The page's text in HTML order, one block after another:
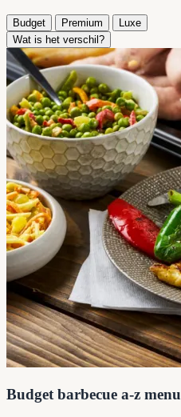
Budget Premium
Luxe
Wat is het verschil?
Budget barbecue a-z menu